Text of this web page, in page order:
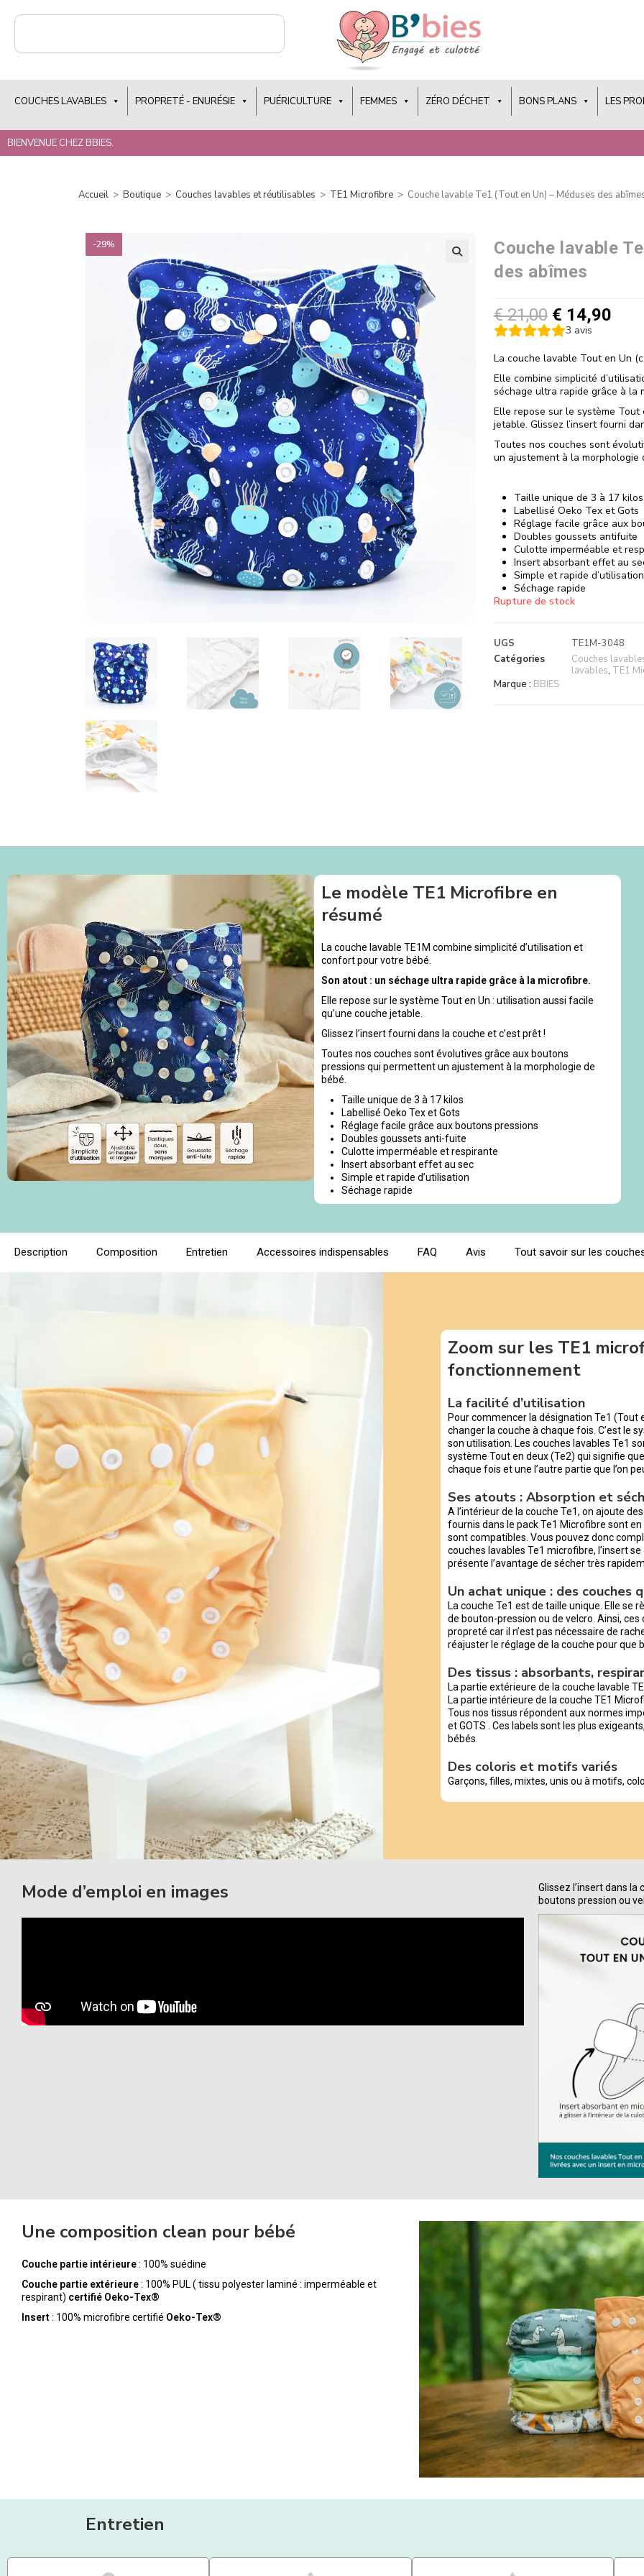
COUCHES LAVABLES PROPRETÉ - ENURÉSIE PUÉRICULTURE FEMMES ZÉRO DÉCHET BONS PLANS LES
BIENVENUE CHEZ BBIES.
Accueil > Boutique > Couches lavables et réutilisables > TE1 Microfibre > Couche lavable Te1 (Tout en Un) – Méduses des
-29%
Couche lavable
des abîmes
€21,00 € 14,90
3 avis
La couche lavable Tout en Un
Elle combine simplicité
séchage ultra rapide grâce à la
Elle repose sur le système Tout
jetable. Glissez l’insert fourni
Toutes nos couches sont
un ajustement à la
Taille unique de 3 à 17 kilos
Labellisé Oeko Tex et Gots
Réglage facile grâce aux
Doubles goussets antifuite
Culotte imperméable et
Insert absorbant effet au
Simple et rapide d’utilisation
Séchage rapide
Rupture de stock
UGS
TE1M-3048
Catégories
Couches
lavables, TE1
Marque : BBIES
Le modèle TE1 Microfibre en
résumé
La couche lavable TE1M combine simplicité d’utilisation et
confort pour votre bébé.
Son atout : un séchage ultra rapide grâce à la microfibre.
Elle repose sur le système Tout en Un : utilisation aussi facile
qu’une couche jetable.
Glissez l’insert fourni dans la couche et c’est prêt !
Toutes nos couches sont évolutives grâce aux boutons
pressions qui permettent un ajustement à la morphologie de
bébé.
Taille unique de 3 à 17 kilos
Labellisé Oeko Tex et Gots
Réglage facile grâce aux boutons pressions
Doubles goussets anti-fuite
Culotte imperméable et respirante
Insert absorbant effet au sec
Simple et rapide d’utilisation
Séchage rapide
Description Composition Entretien Accessoires indispensables FAQ Avis Tout savoir sur les
Zoom sur les TE1
fonctionnement
La facilité d’utilisation
Pour commencer la désignation Te1 (Tout
changer la couche à chaque fois. C’est le
son utilisation. Les couches lavables Te1
système Tout en deux (Te2) qui signifie
chaque fois et une l’autre partie que l’on
Ses atouts : Absorption et
A l’intérieur de la couche Te1, on ajoute
fournis dans le pack Te1 Microfibre sont
sont compatibles. Vous pouvez donc
couches lavables Te1 microfibre, l’insert
présente l’avantage de sécher très
Un achat unique : des couches
La couche Te1 est de taille unique. Elle se
de bouton-pression ou de velcro. Ainsi,
propreté car il n’est pas nécessaire de
réajuster le réglage de la couche pour que
Des tissus : absorbants,
La partie extérieure de la couche lavable
La partie intérieure de la couche TE1
Tous nos tissus répondent aux normes
et GOTS . Ces labels sont les plus
bébés.
Des coloris et motifs variés
Garçons, filles, mixtes, unis ou à motifs,
Mode d’emploi en images
Glissez l’insert dans
boutons pression ou
Une composition clean pour bébé
Couche partie intérieure: 100% suédine
Couche partie extérieure: 100% PUL ( tissu polyester laminé : imperméable et
respirant) certifié Oeko-Tex®
Insert: 100% microfibre certifié Oeko-Tex®
Entretien